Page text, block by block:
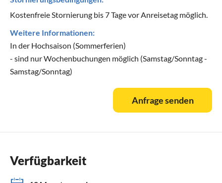
Kostenfreie Stornierung bis 7 Tage vor Anreisetag möglich.
Weitere Informationen:
In der Hochsaison (Sommerferien)
- sind nur Wochenbuchungen möglich (Samstag/Sonntag -
Samstag/Sonntag)
Anfrage senden
Verfügbarkeit